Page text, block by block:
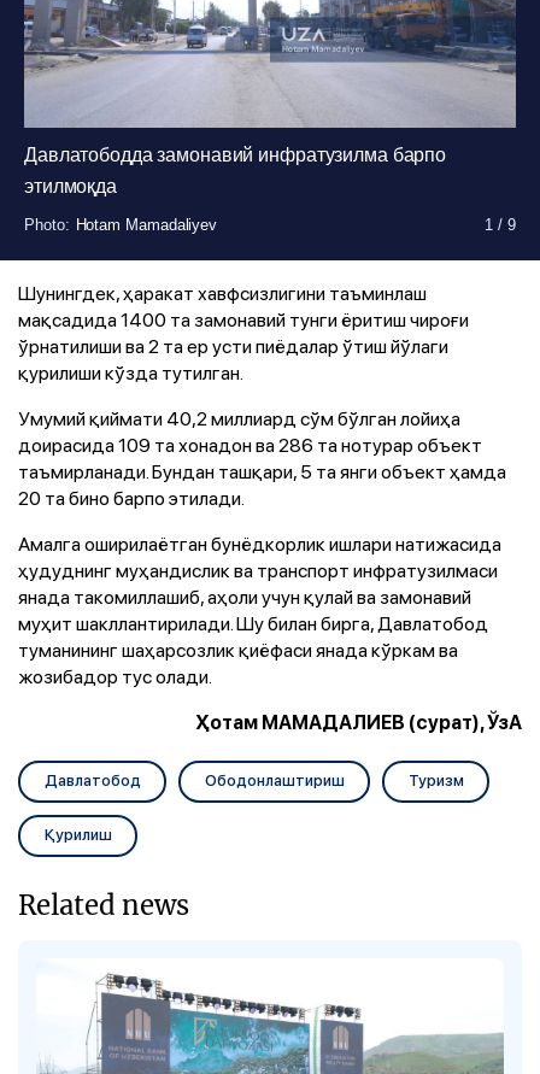
Давлатободда замонавий инфратузилма барпо
этилмоқда
Photo: Hotam Mamadaliyev 1 /9
Photo: Hotam Mamadaliyev 1 /9
Photo: Hotam Mamadaliyev 1 /9
Photo: Hotam Mamadaliyev 1 /9
Photo: Hotam Mamadaliyev 1 /9
Photo: Hotam Mamadaliyev 1 /9
Photo: Hotam Mamadaliyev 1 /9
Photo: Hotam Mamadaliyev 1 /9
Photo: Hotam Mamadaliyev 1 /9
Шунингдек, ҳаракат хавфсизлигини таъминлаш
мақсадида 1400 та замонавий тунги ёритиш чироғи
ўрнатилиши ва 2 та ер усти пиёдалар ўтиш йўлаги
қурилиши кўзда тутилган.
Умумий қиймати 40,2 миллиард сўм бўлган лойиҳа
доирасида 109 та хонадон ва 286 та нотурар объект
таъмирланади. Бундан ташқари, 5 та янги объект ҳамда
20 та бино барпо этилади.
Амалга оширилаётган бунёдкорлик ишлари натижасида
ҳудуднинг муҳандислик ва транспорт инфратузилмаси
янада такомиллашиб, аҳоли учун қулай ва замонавий
муҳит шакллантирилади. Шу билан бирга, Давлатобод
туманининг шаҳарсозлик қиёфаси янада кўркам ва
жозибадор тус олади.
Ҳотам МАМАДАЛИЕВ (сурат), ЎзА
Давлатобод Ободонлаштириш Туризм
Қурилиш
Related news